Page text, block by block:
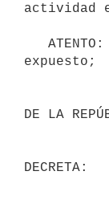
actividad
expuesto;
DE LA